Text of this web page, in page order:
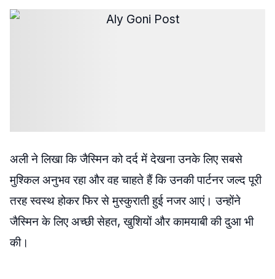
अली ने लिखा कि जैस्मिन को दर्द में देखना उनके लिए सबसे
मुश्किल अनुभव रहा और वह चाहते हैं कि उनकी पार्टनर जल्द पूरी
तरह स्वस्थ होकर फिर से मुस्कुराती हुई नजर आएं। उन्होंने
जैस्मिन के लिए अच्छी सेहत, खुशियों और कामयाबी की दुआ भी
की।